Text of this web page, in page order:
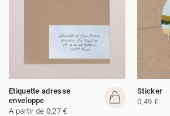
Etiquette adresse
enveloppe
A partir de 0,27 €
Sticker
0,49 €